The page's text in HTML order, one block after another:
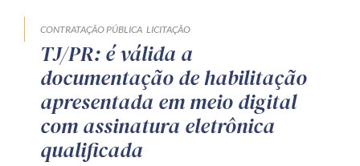
CONTRATAÇÃO PÚBLICA LICITAÇÃO
TJ/PR: é válida a
documentação de habilitação
apresentada em meio digital
com assinatura eletrônica
qualificada